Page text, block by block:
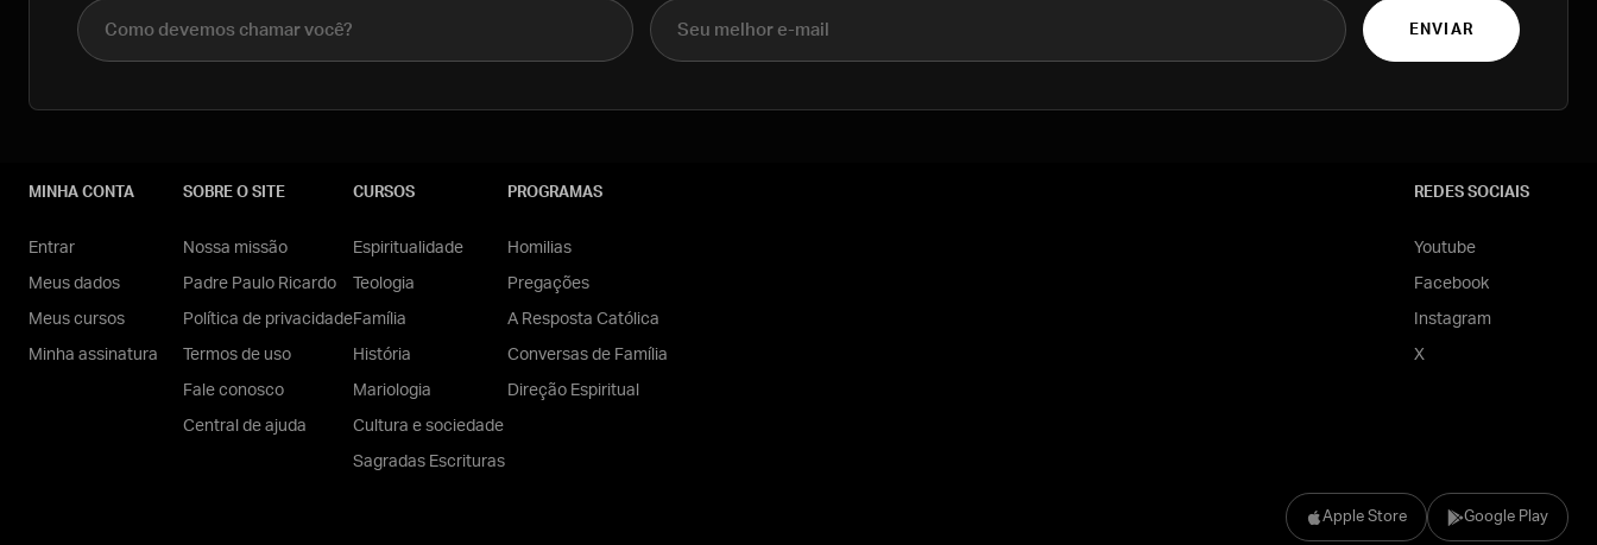
Nome completo E-mail
ENVIAR
Apple Store Google Play
MINHA CONTA
Entrar
Meus dados
Meus cursos
Minha assinatura
SOBRE O SITE
Nossa missão
Padre Paulo Ricardo
Política de privacidade
Termos de uso
Fale conosco
Central de ajuda
CURSOS
Espiritualidade
Teologia
Família
História
Mariologia
Cultura e sociedade
Sagradas Escrituras
PROGRAMAS
Homilias
Pregações
A Resposta Católica
Conversas de Família
Direção Espiritual
REDES SOCIAIS
Youtube
Facebook
Instagram
X